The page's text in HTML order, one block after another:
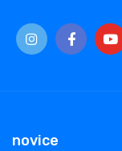
novice